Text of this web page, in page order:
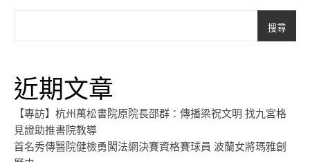
搜尋
近期文章
【專訪】杭州萬松書院原院長邵群：傳播梁祝文明 找九宮格
見證助推書院教導
首名秀傳醫院健檢勇闖法網決賽資格賽球員 波蘭女將瑪雅創